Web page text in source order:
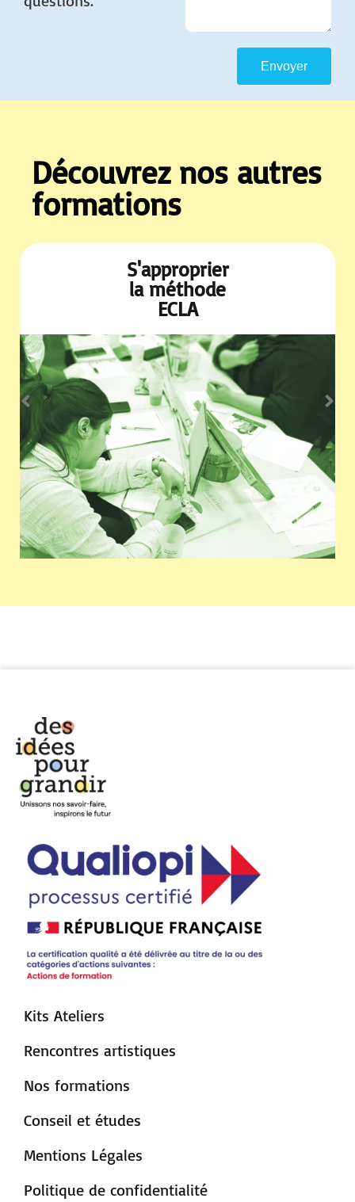
Envoyer
Découvrez nos autres
formations
S'approprier
la méthode
ECLA
Kits Ateliers
Rencontres artistiques
Nos formations
Conseil et études
Mentions Légales
Politique de confidentialité